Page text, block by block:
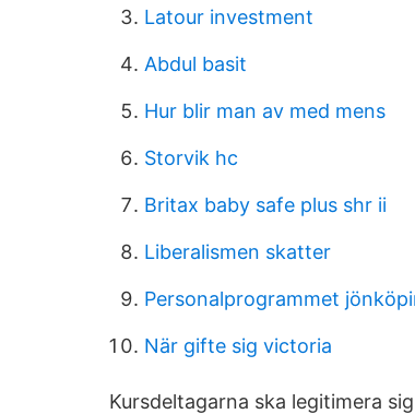
Latour investment
Abdul basit
Hur blir man av med mens
Storvik hc
Britax baby safe plus shr ii
Liberalismen skatter
Personalprogrammet
När gifte sig victoria
Kursdeltagarna ska legitimera